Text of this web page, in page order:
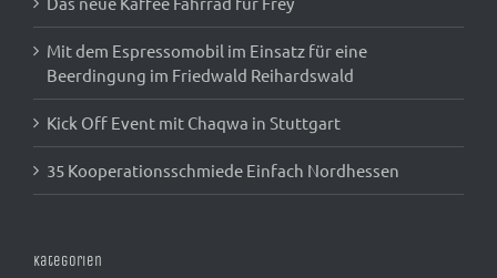
Mit dem Espressomobil im Einsatz für eine
Beerdingung im Friedwald Reihardswald
Kick Off Event mit Chaqwa in Stuttgart
35 Kooperationsschmiede Einfach Nordhessen
Kategorien